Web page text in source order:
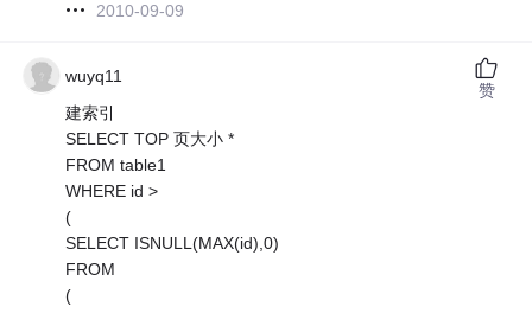
2010-09-09
wuyq11
建索引
SELECT TOP 页大小 *
FROM table1
WHERE id >
(
SELECT ISNULL(MAX(id),0)
FROM
(
赞